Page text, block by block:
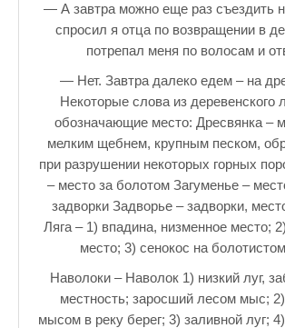
— А завтра можно еще раз съездить
спросил я отца по возвращении в
потрепал меня по волосам и
— Нет. Завтра далеко едем – на
Некоторые слова из деревенского
обозначающие место: Дресвянка –
мелким щебнем, крупным песком,
при разрушении некоторых горных
– место за болотом Загуменье –
задворки Задворье – задворки,
Ляга – 1) впадина, низменное место;
место; 3) сенокос на
Наволоки – Наволок 1) низкий луг,
местность; заросший лесом мыс;
мысом в реку берег; 3) заливной луг;